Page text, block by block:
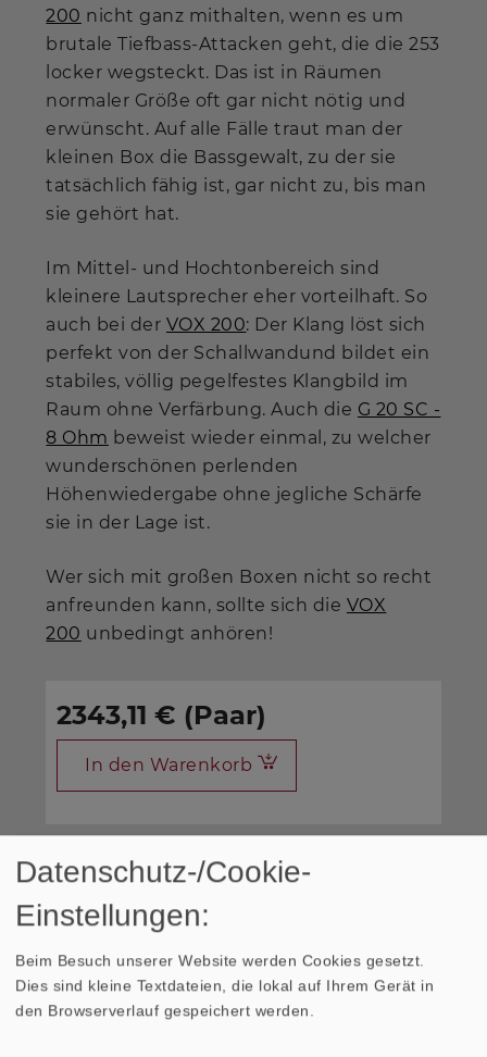
200 nicht ganz mithalten, wenn es um
brutale Tiefbass-Attacken geht, die die 253
locker wegsteckt. Das ist in Räumen
normaler Größe oft gar nicht nötig und
erwünscht. Auf alle Fälle traut man der
kleinen Box die Bassgewalt, zu der sie
tatsächlich fähig ist, gar nicht zu, bis man
sie gehört hat.
Im Mittel- und Hochtonbereich sind
kleinere Lautsprecher eher vorteilhaft. So
auch bei der VOX 200: Der Klang löst sich
perfekt von der Schallwandund bildet ein
stabiles, völlig pegelfestes Klangbild im
Raum ohne Verfärbung. Auch die G 20 SC -
8 Ohm beweist wieder einmal, zu welcher
wunderschönen perlenden
Höhenwiedergabe ohne jegliche Schärfe
sie in der Lage ist.
Wer sich mit großen Boxen nicht so recht
anfreunden kann, sollte sich die VOX
200 unbedingt anhören!
2343,11 € (Paar)
In den Warenkorb
*Bei den Preisen handelt es sich um Bruttopreise
für Privatkunden.
Datenschutz-/Cookie-
Einstellungen:
Beim Besuch unserer Website werden Cookies gesetzt.
Dies sind kleine Textdateien, die lokal auf Ihrem Gerät in
den Browserverlauf gespeichert werden.